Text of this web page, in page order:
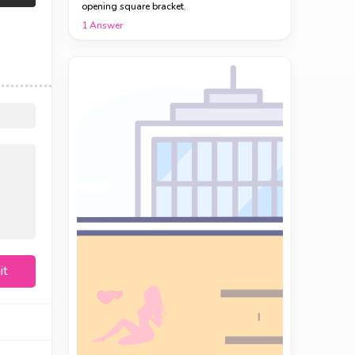
opening square bracket.
1Answer